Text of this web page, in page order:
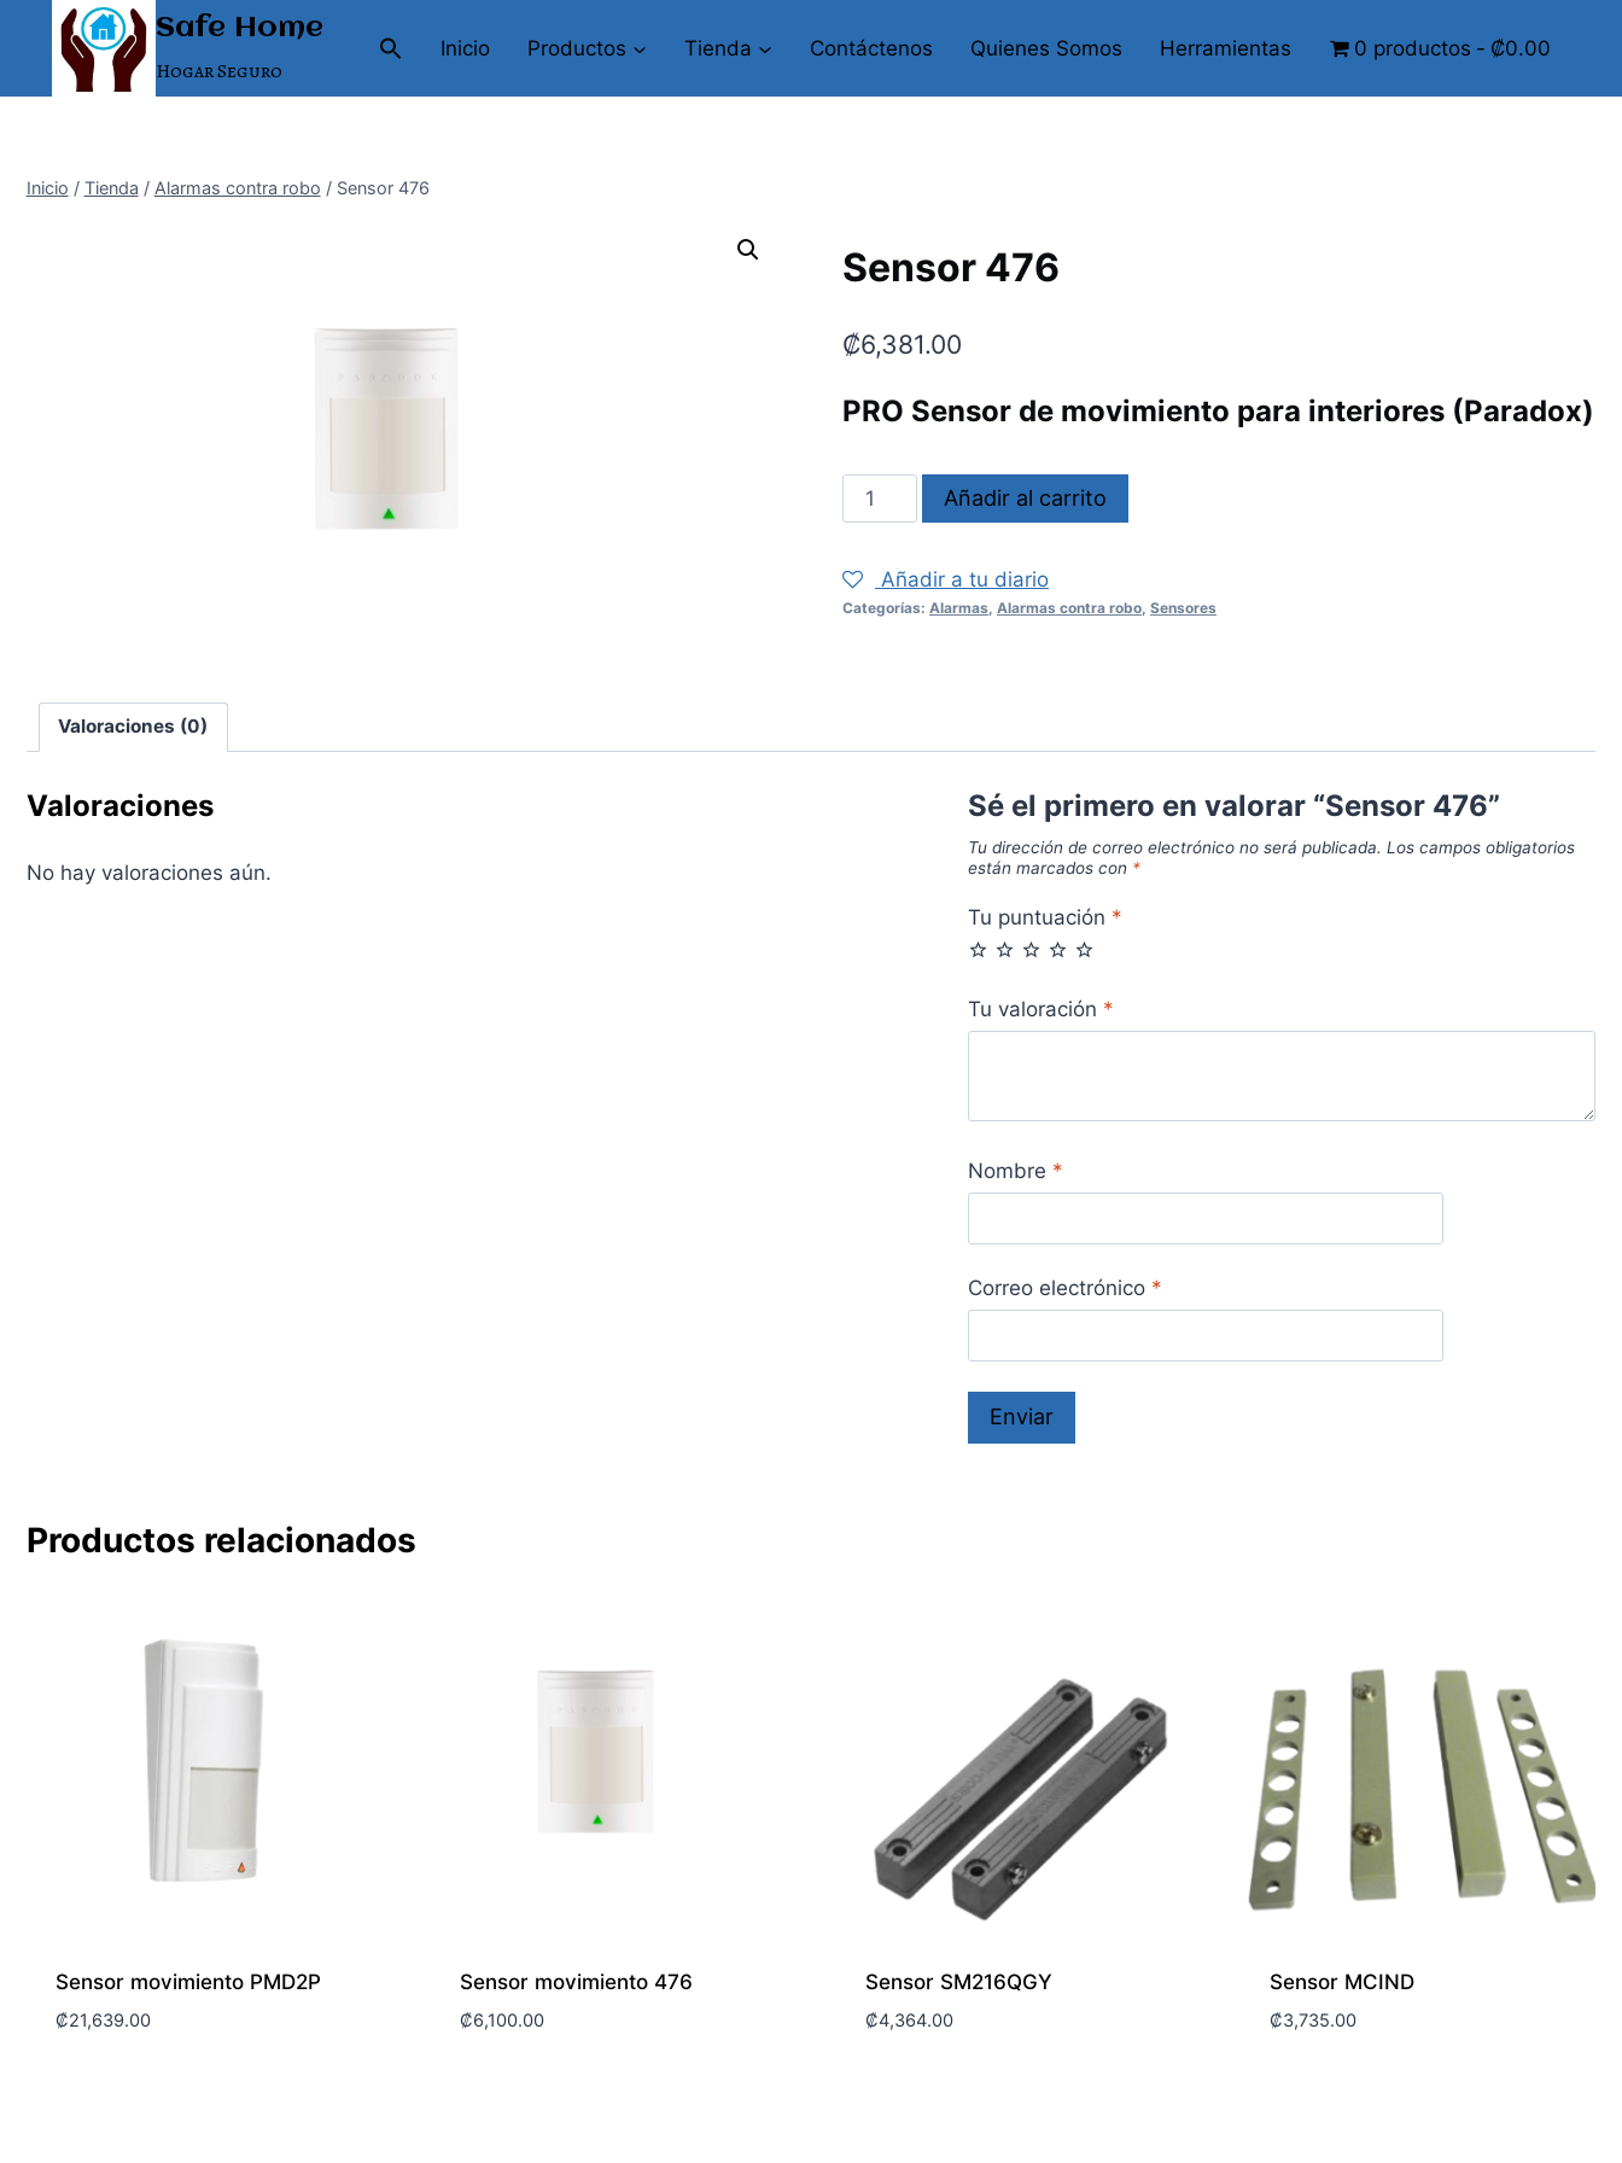
contenido
Safe Home
Hogar Seguro
Inicio Productos Tienda Contáctenos Quienes Somos Herramientas 0 productos ₡0.00
Inicio / Tienda / Alarmas contra robo / Sensor 476
Sensor 476
₡6,381.00
PRO Sensor de movimiento para interiores (Paradox)
Sensor
476
Añadir al carrito
Añadir a tu diario
Categorías:Alarmas ,Alarmas contra robo ,Sensores
Valoraciones (0)
Valoraciones
No hay valoraciones aún.
Sé el primero en valorar “Sensor 476”
Tu dirección de correo electrónico no será publicada. Los campos obligatorios
están marcados con *
Tu puntuación *
Tu valoración *
Nombre *
Correo electrónico *
Productos relacionados
Sensor movimiento PMD2P
₡21,639.00
Sensor movimiento 476
₡6,100.00
Sensor SM216QGY
₡4,364.00
Sensor MCIND
₡3,735.00